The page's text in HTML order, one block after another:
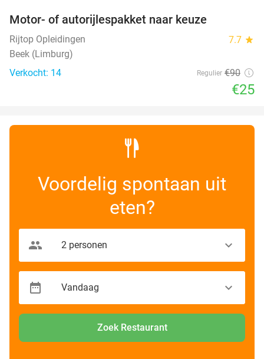
Motor- of autorijlespakket naar keuze
Rijtop Opleidingen 7.7 star
Beek (Limburg)
Verkocht: 14
Regulier €90
€25
Voordelig spontaan uit
eten?
Zoek Restaurant